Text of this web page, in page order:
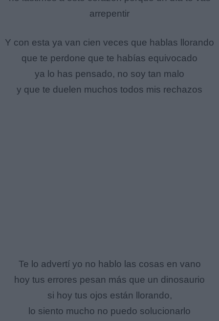
arrepentir
Y con esta ya van cien veces que hablas llorando
que te perdone que te habías equivocado
ya lo has pensado, no soy tan malo
y que te duelen muchos todos mis rechazos
Te lo advertí yo no hablo las cosas en vano
hoy tus errores pesan más que un dinosaurio
si hoy tus ojos están llorando,
lo siento mucho no puedo solucionarlo